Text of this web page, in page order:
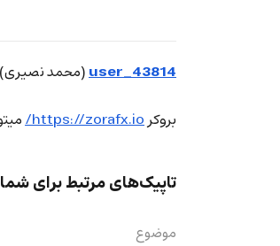
user_43814(محمد نصیری)
بروکرhttps://zorafx.io/
تاپیک‌های مرتبط برای شما
موضوع